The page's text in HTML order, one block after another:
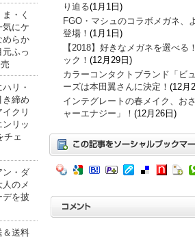
・く
気にケ
めらか
ふっ
リ・
き締め
イクリ
ンリッ
チェ
ン・ダ
人のメ
デを披
＆送料
り迫る(1月1日)
FGO・マシュのコラボメガネ、
登場！ (1月1日)
【2018】好きなメガネを選べ
ック！ (12月29日)
カラーコンタクトブランド「ビ
ーズは本田翼さんに決定！ (12月
インテグレートの春メイク、お
ャーエナジー」！ (12月26日)